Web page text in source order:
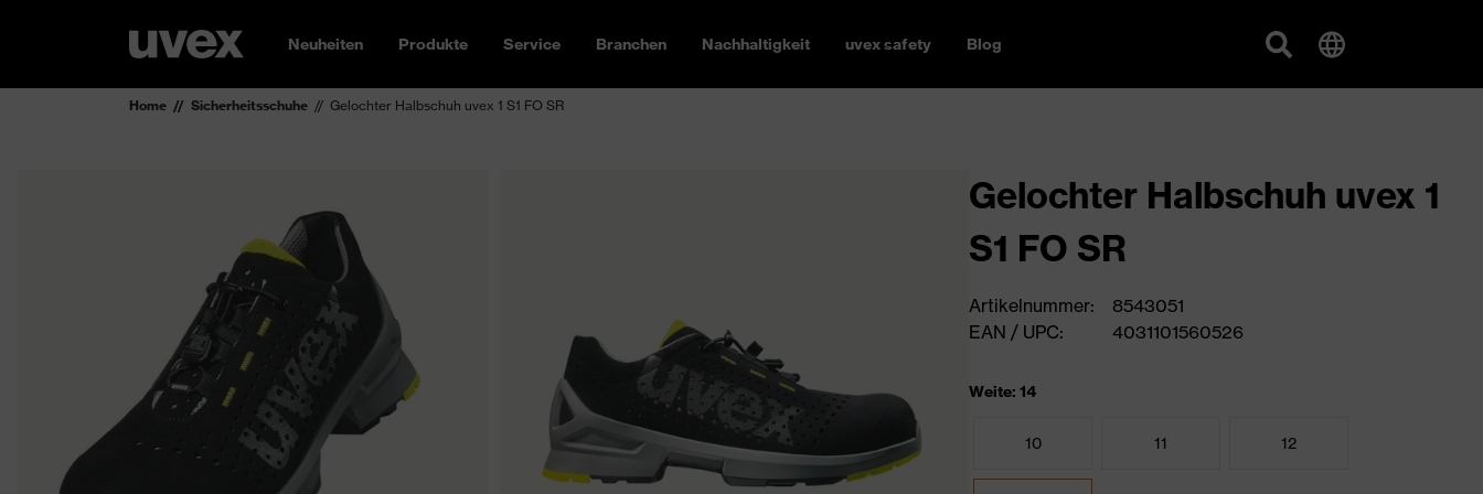
Neuheiten Produkte Service Branchen Nachhaltigkeit uvex safety Blog
Home Sicherheitsschuhe Gelochter Halbschuh uvex 1 S1 FO SR
Gelochter Halbschuh uvex 1
S1 FO SR
Artikelnummer:
8543051
EAN / UPC:
4031101560526
Weite: 14
10 11 12